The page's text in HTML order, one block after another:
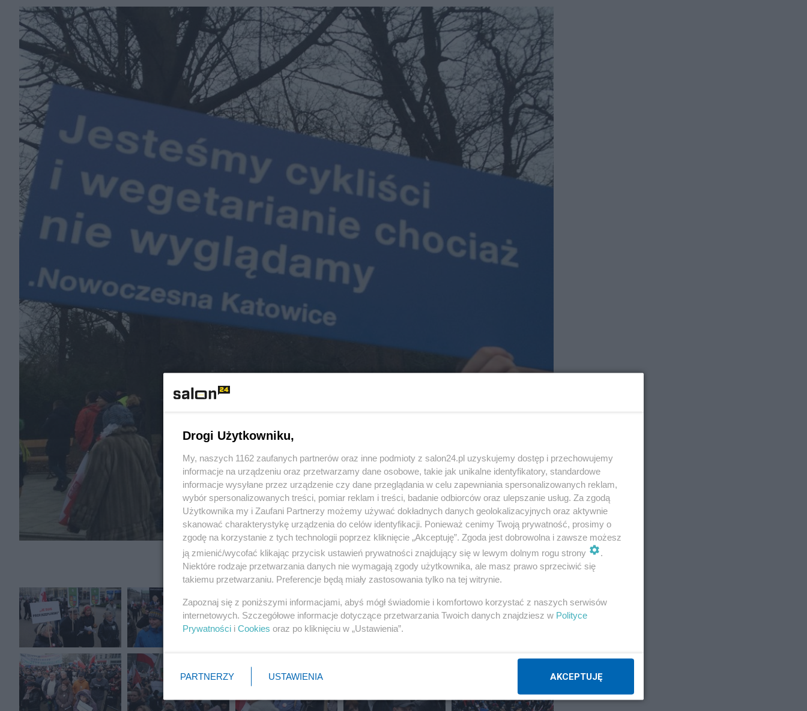
POPRZEDNIE 18 z 19 NASTĘPNE
Drogi Użytkowniku,
My, naszych 1162 zaufanych partnerów oraz inne podmioty z salon24.pl uzyskujemy dostęp i przechowujemy
informacje na urządzeniu oraz przetwarzamy dane osobowe, takie jak unikalne identyfikatory, standardowe
informacje wysyłane przez urządzenie czy dane przeglądania w celu zapewniania spersonalizowanych reklam,
wybór spersonalizowanych treści, pomiar reklam i treści, badanie odbiorców oraz ulepszanie usług. Za zgodą
Użytkownika my i Zaufani Partnerzy możemy używać dokładnych danych geolokalizacyjnych oraz aktywnie
skanować charakterystykę urządzenia do celów identyfikacji. Ponieważ cenimy Twoją prywatność, prosimy o
zgodę na korzystanie z tych technologii poprzez kliknięcie „Akceptuję”. Zgoda jest dobrowolna i zawsze możesz
ją zmienić/wycofać klikając przycisk ustawień prywatności znajdujący się w lewym dolnym rogu strony
.
Niektóre rodzaje przetwarzania danych nie wymagają zgody użytkownika, ale masz prawo sprzeciwić się
takiemu przetwarzaniu. Preferencje będą miały zastosowania tylko na tej witrynie.
Zapoznaj się z poniższymi informacjami, abyś mógł świadomie i komfortowo korzystać z naszych serwisów
internetowych. Szczegółowe informacje dotyczące przetwarzania Twoich danych znajdziesz w Polityce
Prywatności i Cookies oraz po kliknięciu w „Ustawienia”.
PARTNERZY USTAWIENIA AKCEPTUJĘ